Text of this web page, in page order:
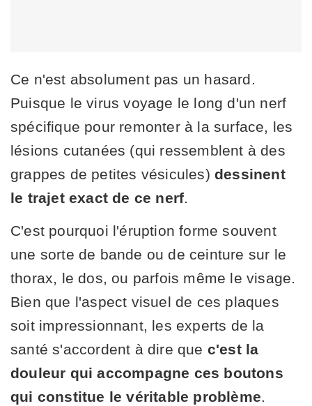
Ce n'est absolument pas un hasard.
Puisque le virus voyage le long d'un nerf
spécifique pour remonter à la surface, les
lésions cutanées (qui ressemblent à des
grappes de petites vésicules) dessinent
le trajet exact de ce nerf.
C'est pourquoi l'éruption forme souvent
une sorte de bande ou de ceinture sur le
thorax, le dos, ou parfois même le visage.
Bien que l'aspect visuel de ces plaques
soit impressionnant, les experts de la
santé s'accordent à dire que c'est la
douleur qui accompagne ces boutons
qui constitue le véritable problème.